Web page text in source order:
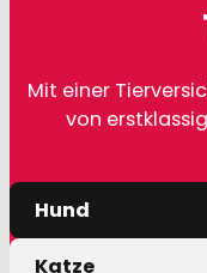
Mit einer
von
Hund
Katze